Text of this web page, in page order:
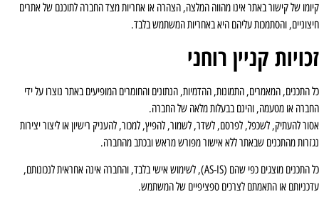
של קישור באתר אינו מהווה המלצה, הצהרה או אחריות מצד החברה לתוכנם של אתרים
והסתמכות עליהם היא באחריות המשתמש בלבד.
קניין רוחני
התכנים, המאמרים, התמונות, ההדמיות, הנתונים והחומרים המופיעים באתר נוצרו על ידי
או מטעמה, והינם בבעלות מלאה של החברה.
להעתיק, לשכפל, לפרסם, לשדר, לשמור, להפיץ, למכור, להעניק רישיון או ליצור יצירות
מהתכנים שבאתר ללא אישור מפורש מראש ובכתב מהחברה.
כל התכנים מוצגים כפי שהם (AS-IS), לשימוש אישי בלבד, והחברה אינה אחראית לנכונותם,
או התאמתם לצרכים ספציפיים של המשתמש.